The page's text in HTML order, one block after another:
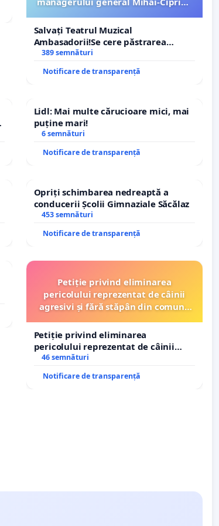
Salvați Teatrul Muzical
Ambasadorii!Se cere păstrarea
managerului general Mihai-Ciprian
389 semnături
Notificare de transparență
Lidl: Mai multe cărucioare mici, mai
puține mari!
6 semnături
Notificare de transparență
Opriți schimbarea nedreaptă a
conducerii Școlii Gimnaziale Săcălaz
453 semnături
Notificare de transparență
Petiție privind eliminarea
pericolului reprezentat de câinii
agresivi și fără stăpân din comuna
Petiție privind eliminarea
pericolului reprezentat de câinii
agresivi și fără stăpân din comuna
46 semnături
Notificare de transparență